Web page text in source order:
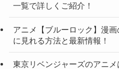
一覧で詳しくご紹介！
アニメ【ブルーロック】漫
に見れる方法と最新情報！
東京リベンジャーズのアニ